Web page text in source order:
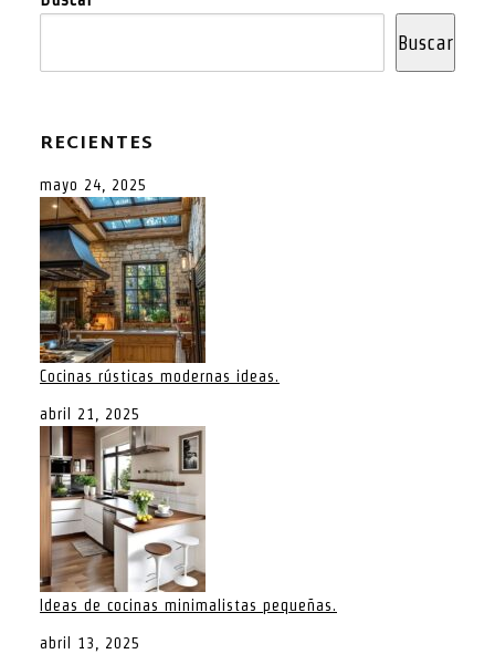
Buscar
RECIENTES
mayo 24, 2025
Cocinas rústicas modernas ideas.
abril 21, 2025
Ideas de cocinas minimalistas pequeñas.
abril 13, 2025